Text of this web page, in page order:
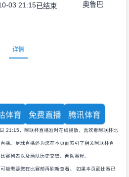
03 21:15已结束 奥鲁巴
详情
体育 免费直播 腾讯体育
21:15，阿联杯直播准时在线播放，喜欢看阿联杯比
播。足球直播还为您在本页面索引了相关阿联杯直
赛列表以及两队历史交锋、两队赛程。
能需要您在比赛前再刷新查看。 如果本页面比赛已